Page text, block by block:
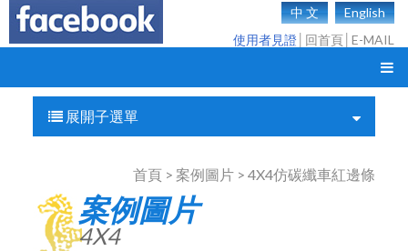
中 文
English
使用者見證 回首頁 E-MAIL
展開子選單
首頁 > 案例圖片 > 4X4仿碳纖車紅邊條
案例圖片
4X4